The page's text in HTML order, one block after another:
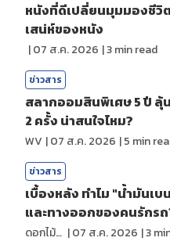
หนังที่ดีเปลี่ยนมุมมองชีวิต
เสน่ห์ของหนัง
|07 ส.ค. 2026 |3min read
ข่าวสาร
สลากออมสินพิเศษ 5 ปี ลุ้
2 ครั้ง น่าสนใจไหม?
WV |07 ส.ค. 2026 |5 min
ข่าวสาร
เบื้องหลัง ทำไม "น้ำมันเ
และทางออกของคนรักร
ดอกไม้กับสายน้ำ |07 ส.ค. 2026 |3